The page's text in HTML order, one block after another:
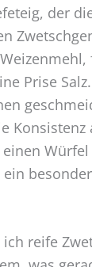
der
Prise
Konsistenz
reife